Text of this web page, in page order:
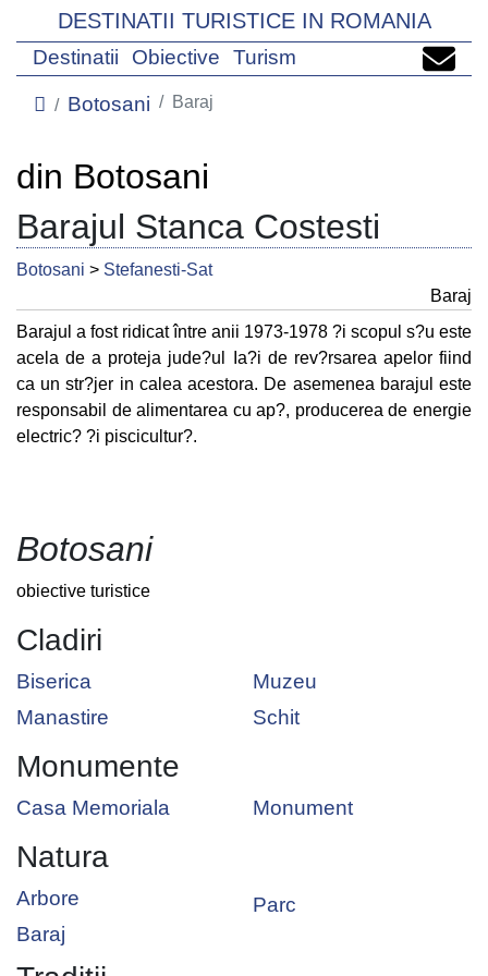
DESTINATII TURISTICE IN ROMANIA
Destinatii Obiective Turism
Botosani Baraj
din Botosani
Barajul Stanca Costesti
Botosani > Stefanesti-Sat
Baraj
Barajul a fost ridicat între anii 1973-1978 ?i scopul s?u este
acela de a proteja jude?ul Ia?i de rev?rsarea apelor fiind
ca un str?jer in calea acestora. De asemenea barajul este
responsabil de alimentarea cu ap?, producerea de energie
electric? ?i piscicultur?.
Botosani
obiective turistice
Cladiri
Biserica
Manastire
Muzeu
Schit
Monumente
Casa Memoriala Monument
Natura
Arbore
Baraj
Parc